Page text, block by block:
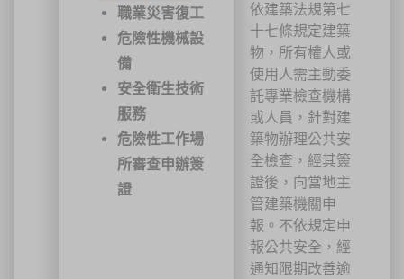
職業災害復工
危險性機械設
備
安全衛生技術
服務
危險性工作場
所審查申辦簽
證
依建築法規第七
十七條規定建築
物，所有權人或
使用人需主動委
託專業檢查機構
或人員，針對建
築物辦理公共安
全檢查，經其簽
證後，向當地主
管建築機關申
報。不依規定申
報公共安全，經
通知限期改善逾